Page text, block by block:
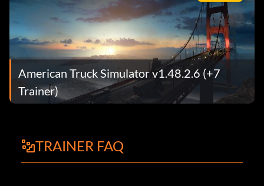
American Truck Simulator v1.48.2.6 (+7
Trainer)
TRAINER FAQ